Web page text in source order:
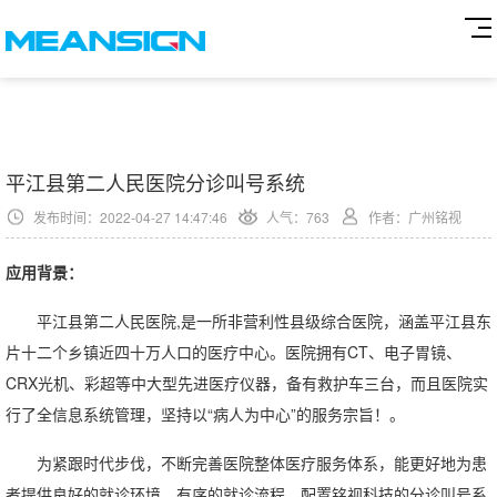
平江县第二人民医院分诊叫号系统
发布时间：2022-04-27 14:47:46 人气： 763 作者：广州铭视
应用背景：
平江县第二人民医院,是一所非营利性县级综合医院，涵盖平江县东
片十二个乡镇近四十万人口的医疗中心。医院拥有CT、电子胃镜、
CRX光机、彩超等中大型先进医疗仪器，备有救护车三台，而且医院实
行了全信息系统管理，坚持以“病人为中心”的服务宗旨！。
为紧跟时代步伐，不断完善医院整体医疗服务体系，能更好地为患